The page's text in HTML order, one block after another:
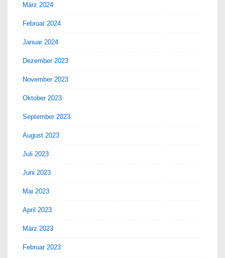
März 2024
Februar 2024
Januar 2024
Dezember 2023
November 2023
Oktober 2023
September 2023
August 2023
Juli 2023
Juni 2023
Mai 2023
April 2023
März 2023
Februar 2023